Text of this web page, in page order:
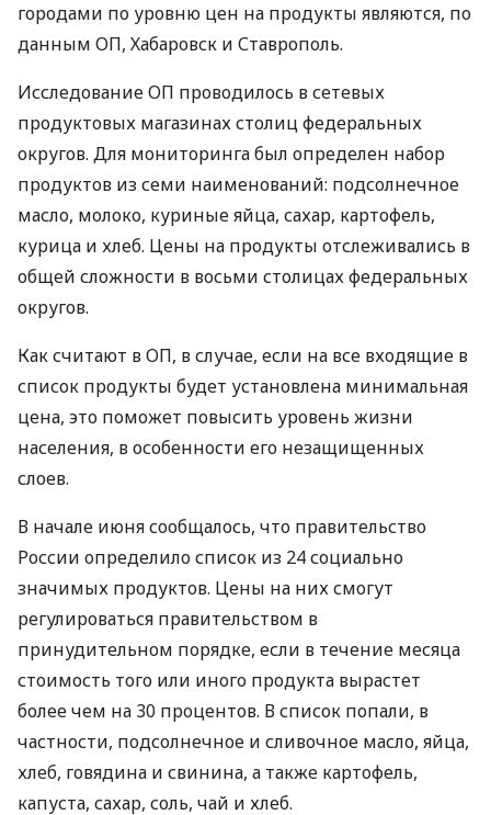
городами по уровню цен на продукты являются, по
данным ОП, Хабаровск и Ставрополь.
Исследование ОП проводилось в сетевых
продуктовых магазинах столиц федеральных
округов. Для мониторинга был определен набор
продуктов из семи наименований: подсолнечное
масло, молоко, куриные яйца, сахар, картофель,
курица и хлеб. Цены на продукты отслеживались в
общей сложности в восьми столицах федеральных
округов.
Как считают в ОП, в случае, если на все входящие в
список продукты будет установлена минимальная
цена, это поможет повысить уровень жизни
населения, в особенности его незащищенных
слоев.
В начале июня сообщалось, что правительство
России определило список из 24 социально
значимых продуктов. Цены на них смогут
регулироваться правительством в
принудительном порядке, если в течение месяца
стоимость того или иного продукта вырастет
более чем на 30 процентов. В список попали, в
частности, подсолнечное и сливочное масло, яйца,
хлеб, говядина и свинина, а также картофель,
капуста, сахар, соль, чай и хлеб.